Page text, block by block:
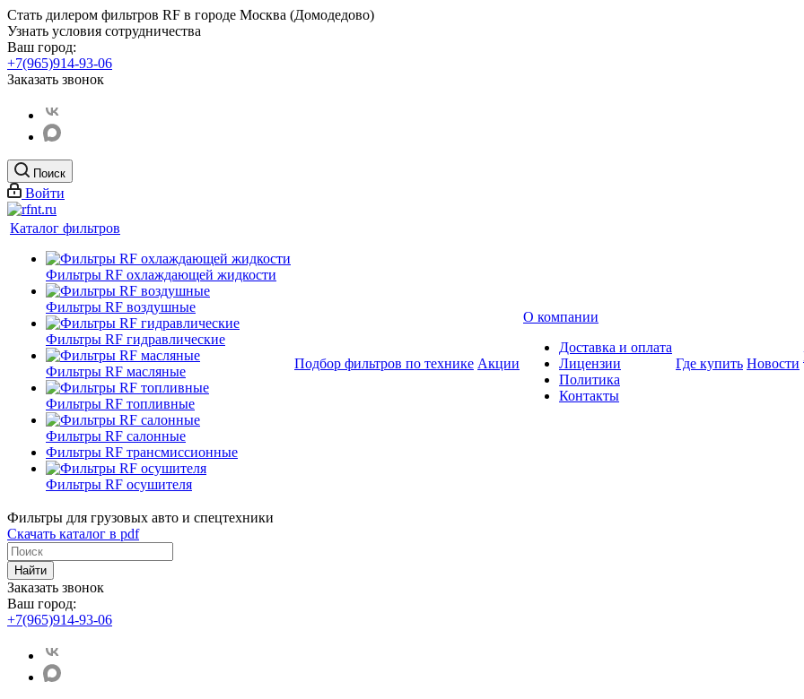
Стать дилером фильтров RF в городе Москва (Домодедово)
Узнать условия сотрудничества
Ваш город:
+7(965)914-93-06
Заказать звонок
Поиск
Войти
Каталог фильтров
Фильтры RF охлаждающей жидкости
Фильтры RF воздушные
Фильтры RF гидравлические
Фильтры RF масляные
Фильтры RF топливные
Фильтры RF салонные
Фильтры RF трансмиссионные
Фильтры RF осушителя
Подбор фильтров по технике Акции
О компании
Доставка и оплата
Лицензии
Политика
Контакты
Где купить Новости
Фильтры для грузовых авто и спецтехники
Скачать каталог в pdf
Найти
Заказать звонок
Ваш город:
+7(965)914-93-06